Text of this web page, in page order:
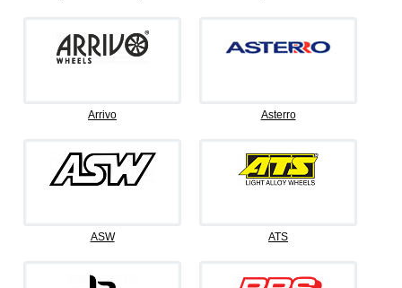
Arrivo Asterro
ASW ATS